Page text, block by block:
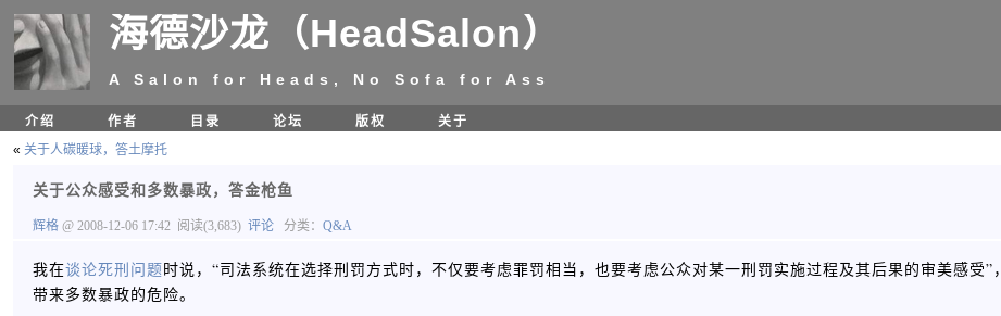
海德沙龙（HeadSalon）
A Salon for Heads, No Sofa for Ass
介绍
作者 目录 论坛 版权 关于
« 关于人碳暖球，答土摩托
关于公众感受和多数暴政，答金枪鱼
辉格 @ 2008-12-06 17:42 阅读(3,683) 评论 分类： Q&A
我在谈论死刑问题时说，“司法系统在选择刑罚方式时，不仅要考虑罪罚相当，也要考虑公众对某一刑罚实施过程及其后果的审美感受”，
带来多数暴政的危险。